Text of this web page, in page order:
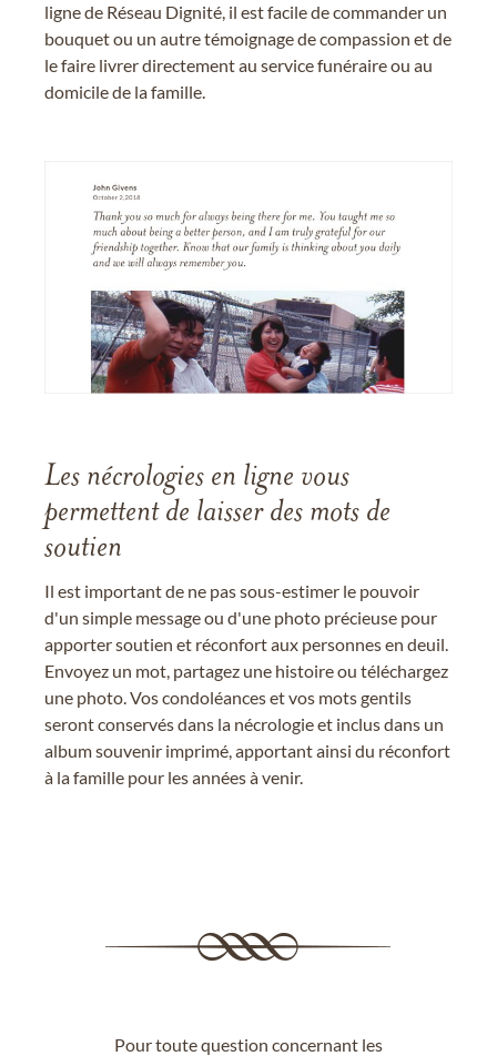
ligne de Réseau Dignité, il est facile de commander un
bouquet ou un autre témoignage de compassion et de
le faire livrer directement au service funéraire ou au
domicile de la famille.
Les nécrologies en ligne vous
permettent de laisser des mots de
soutien
Il est important de ne pas sous-estimer le pouvoir
d'un simple message ou d'une photo précieuse pour
apporter soutien et réconfort aux personnes en deuil.
Envoyez un mot, partagez une histoire ou téléchargez
une photo. Vos condoléances et vos mots gentils
seront conservés dans la nécrologie et inclus dans un
album souvenir imprimé, apportant ainsi du réconfort
à la famille pour les années à venir.
Pour toute question concernant les